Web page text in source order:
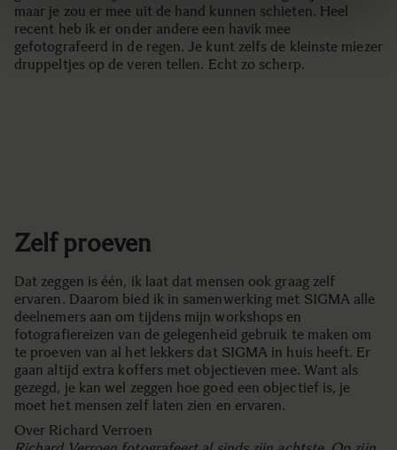
maar je zou er mee uit de hand kunnen schieten. Heel
recent heb ik er onder andere een havik mee
gefotografeerd in de regen. Je kunt zelfs de kleinste miezer
druppeltjes op de veren tellen. Echt zo scherp.
Zelf proeven
Dat zeggen is één, ik laat dat mensen ook graag zelf
ervaren. Daarom bied ik in samenwerking met SIGMA alle
deelnemers aan om tijdens mijn workshops en
fotografiereizen van de gelegenheid gebruik te maken om
te proeven van al het lekkers dat SIGMA in huis heeft. Er
gaan altijd extra koffers met objectieven mee. Want als
gezegd, je kan wel zeggen hoe goed een objectief is, je
moet het mensen zelf laten zien en ervaren.
Over Richard Verroen